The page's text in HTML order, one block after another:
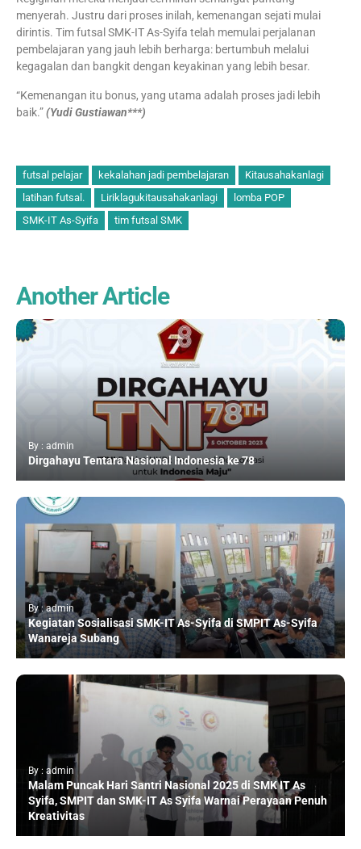
menyerah. Justru dari proses inilah, kemenangan sejati mulai
dirintis. Tim futsal SMK-IT As-Syifa telah memulai perjalanan
pembelajaran yang jauh lebih berharga: bertumbuh melalui
kegagalan dan bangkit dengan keyakinan yang lebih besar.
“Kemenangan itu bonus, yang utama adalah proses jadi lebih
baik.”(Yudi Gustiawan***)
futsal pelajar kekalahan jadi pembelajaran
Kitausahakanlagi
latihan futsal.
Liriklagukitausahakanlagi
lomba POP
SMK-IT As-Syifa
tim futsal SMK
Another Article
By : admin
Dirgahayu Tentara Nasional Indonesia ke 78
By : admin
Kegiatan Sosialisasi SMK-IT As-Syifa di SMPIT As-Syifa
Wanareja Subang
By : admin
Malam Puncak Hari Santri Nasional 2025 di SMK IT As
Syifa, SMPIT dan SMK-IT As Syifa Warnai Perayaan Penuh
Kreativitas